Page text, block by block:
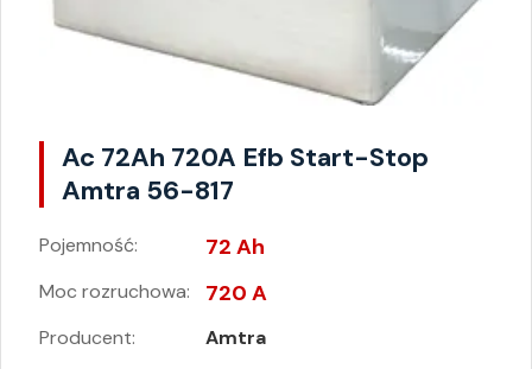
Ac 72Ah 720A Efb Start-Stop
Amtra 56-817
Pojemność: 72 Ah
Moc rozruchowa: 720 A
Producent: Amtra